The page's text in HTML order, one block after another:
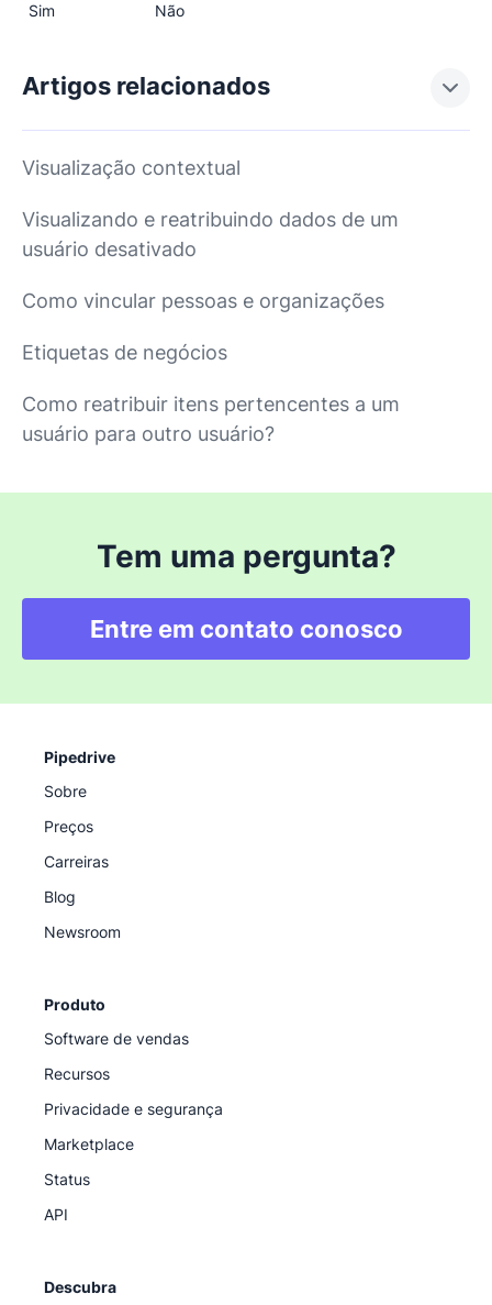
Sim Não
Artigos relacionados
Visualização contextual
Visualizando e reatribuindo dados de um
usuário desativado
Como vincular pessoas e organizações
Etiquetas de negócios
Como reatribuir itens pertencentes a um
usuário para outro usuário?
Tem uma pergunta?
Entre em contato conosco
Pipedrive
Sobre
Preços
Carreiras
Blog
Newsroom
Produto
Software de vendas
Recursos
Privacidade e segurança
Marketplace
Status
API
Descubra